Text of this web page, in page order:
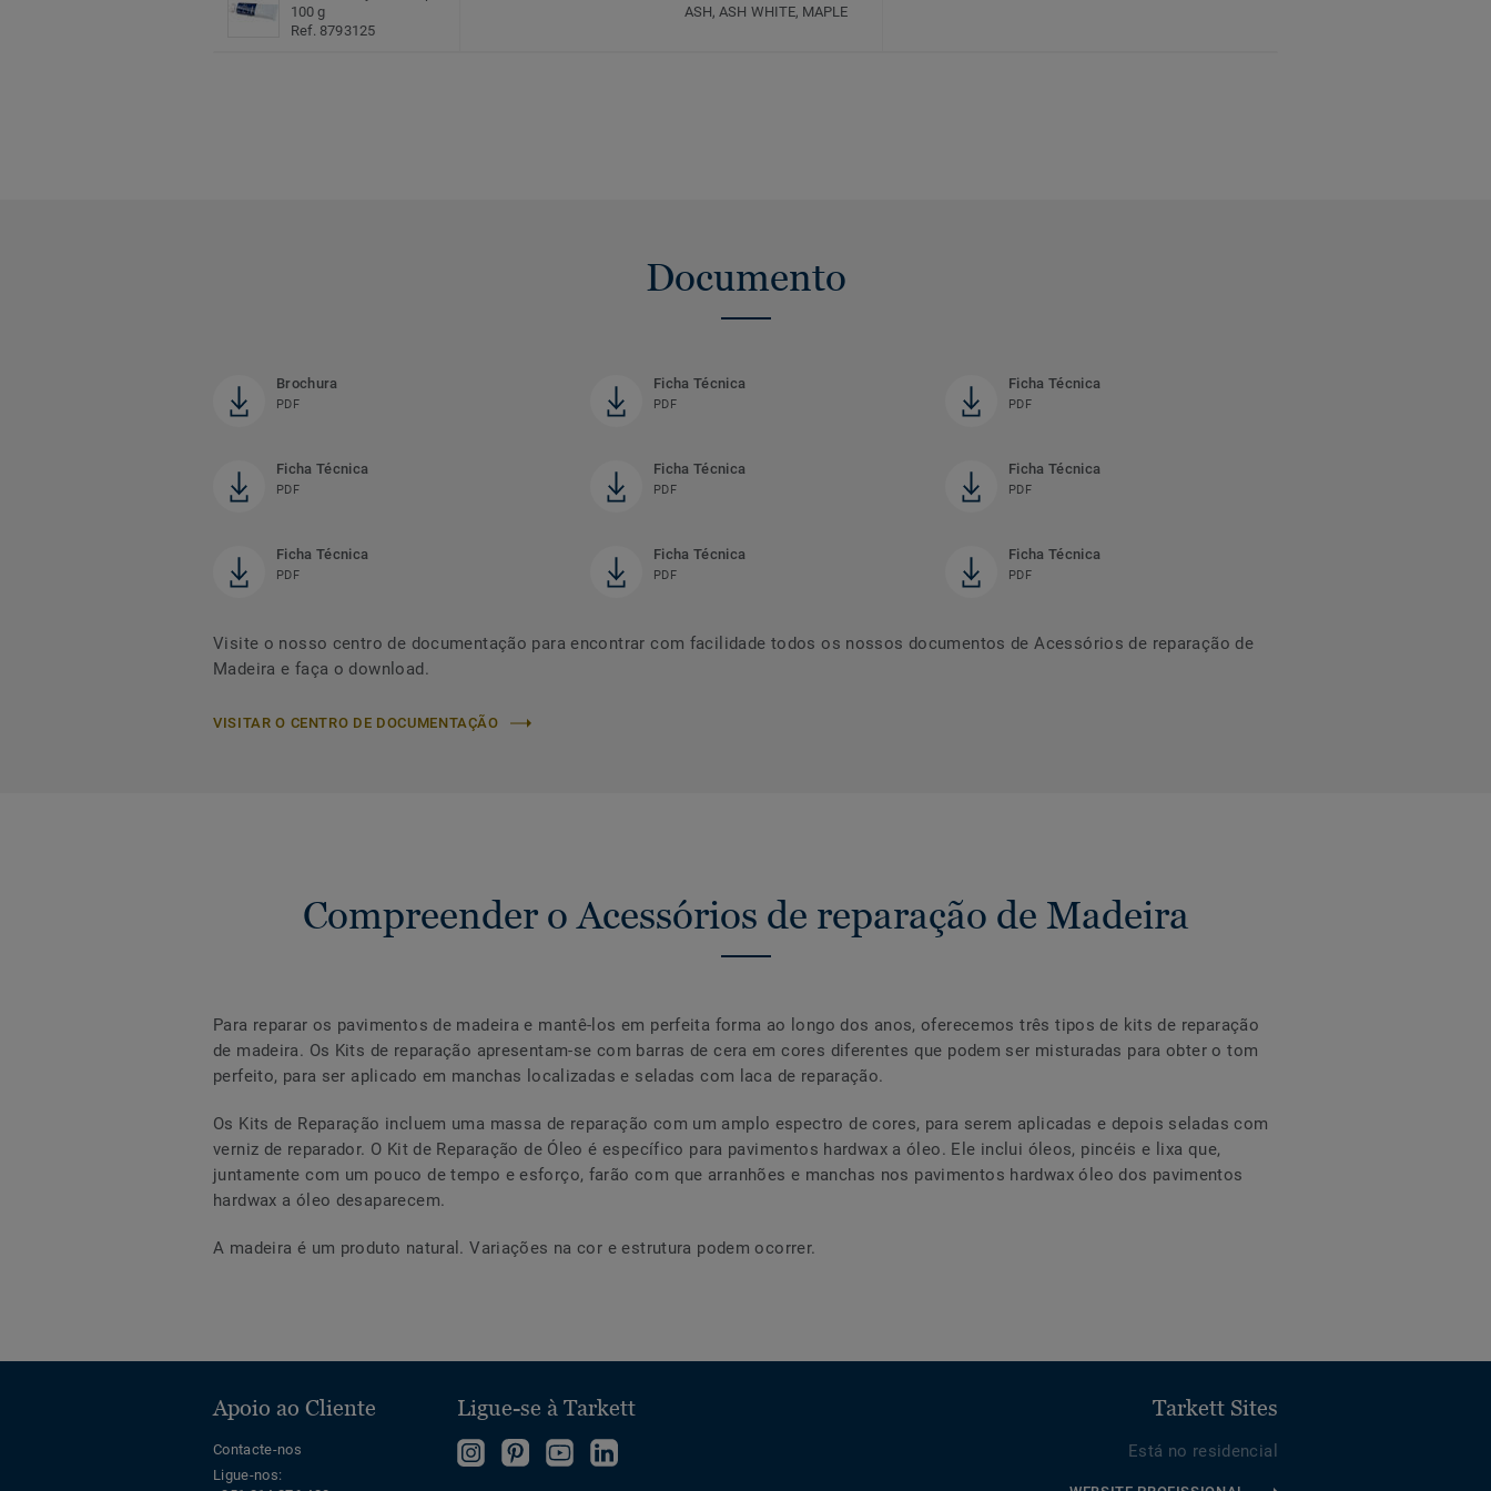
100 g
Ref. 8793125
ASH, ASH WHITE, MAPLE
Documento
Brochura
PDF
Ficha Técnica
PDF
Ficha Técnica
PDF
Ficha Técnica
PDF
Ficha Técnica
PDF
Ficha Técnica
PDF
Ficha Técnica
PDF
Ficha Técnica
PDF
Ficha Técnica
PDF
Visite o nosso centro de documentação para encontrar com facilidade todos os nossos documentos de Acessórios de reparação de
Madeira e faça o download.
VISITAR O CENTRO DE DOCUMENTAÇÃO
Compreender o Acessórios de reparação de Madeira
Para reparar os pavimentos de madeira e mantê-los em perfeita forma ao longo dos anos, oferecemos três tipos de kits de reparação
de madeira. Os Kits de reparação apresentam-se com barras de cera em cores diferentes que podem ser misturadas para obter o tom
perfeito, para ser aplicado em manchas localizadas e seladas com laca de reparação.
Os Kits de Reparação incluem uma massa de reparação com um amplo espectro de cores, para serem aplicadas e depois seladas com
verniz de reparador. O Kit de Reparação de Óleo é específico para pavimentos hardwax a óleo. Ele inclui óleos, pincéis e lixa que,
juntamente com um pouco de tempo e esforço, farão com que arranhões e manchas nos pavimentos hardwax óleo dos pavimentos
hardwax a óleo desaparecem.
A madeira é um produto natural. Variações na cor e estrutura podem ocorrer.
Apoio ao Cliente
Contacte-nos
Ligue-nos:
Ligue-se à Tarkett
Siga-Vá
Siga-Siga-
Tarkett Sites
Está no residencial